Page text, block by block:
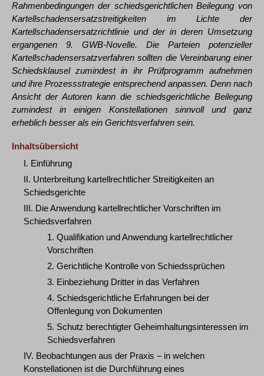
Rahmenbedingungen der schiedsgerichtlichen Beilegung von
Kartellschadensersatzstreitigkeiten im Lichte der
Kartellschadensersatzrichtlinie und der in deren Umsetzung
ergangenen 9. GWB-Novelle. Die Parteien potenzieller
Kartellschadensersatzverfahren sollten die Vereinbarung einer
Schiedsklausel zumindest in ihr Prüfprogramm aufnehmen
und ihre Prozessstrategie entsprechend anpassen. Denn nach
Ansicht der Autoren kann die schiedsgerichtliche Beilegung
zumindest in einigen Konstellationen sinnvoll und ganz
erheblich besser als ein Gerichtsverfahren sein.
Inhaltsübersicht
I. Einführung
II. Unterbreitung kartellrechtlicher Streitigkeiten an
Schiedsgerichte
III. Die Anwendung kartellrechtlicher Vorschriften im
Schiedsverfahren
1. Qualifikation und Anwendung kartellrechtlicher
Vorschriften
2. Gerichtliche Kontrolle von Schiedssprüchen
3. Einbeziehung Dritter in das Verfahren
4. Schiedsgerichtliche Erfahrungen bei der
Offenlegung von Dokumenten
5. Schutz berechtigter Geheimhaltungsinteressen im
Schiedsverfahren
IV. Beobachtungen aus der Praxis – in welchen
Konstellationen ist die Durchführung eines